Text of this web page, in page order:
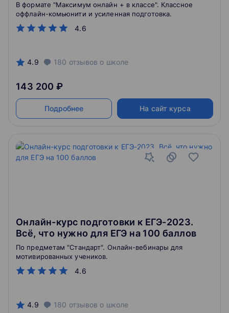
4.6
В формате "Максимум онлайн + в классе". Классное
оффлайн-комьюнити и усиленная подготовка.
4.9 180 отзывов о школе
143 200 ₽
Подробнее На сайт курса
Онлайн-курс подготовки к ЕГЭ-2023.
Всё, что нужно для ЕГЭ на 100 баллов
4.6
По предметам "Стандарт". Онлайн-вебинары для
мотивированных учеников.
4.9 180 отзывов о школе